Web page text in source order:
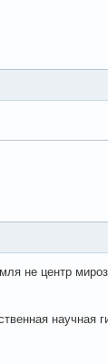
не центр
научная